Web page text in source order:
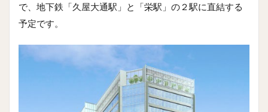
で、地下鉄「久屋大通駅」と「栄駅」の２駅に直結する
予定です。